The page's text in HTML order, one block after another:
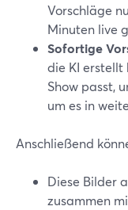
Vorschläge
Minuten live
Sofortige
die KI erstellt
Show passt,
um es in
Anschließend
Diese Bilder
zusammen